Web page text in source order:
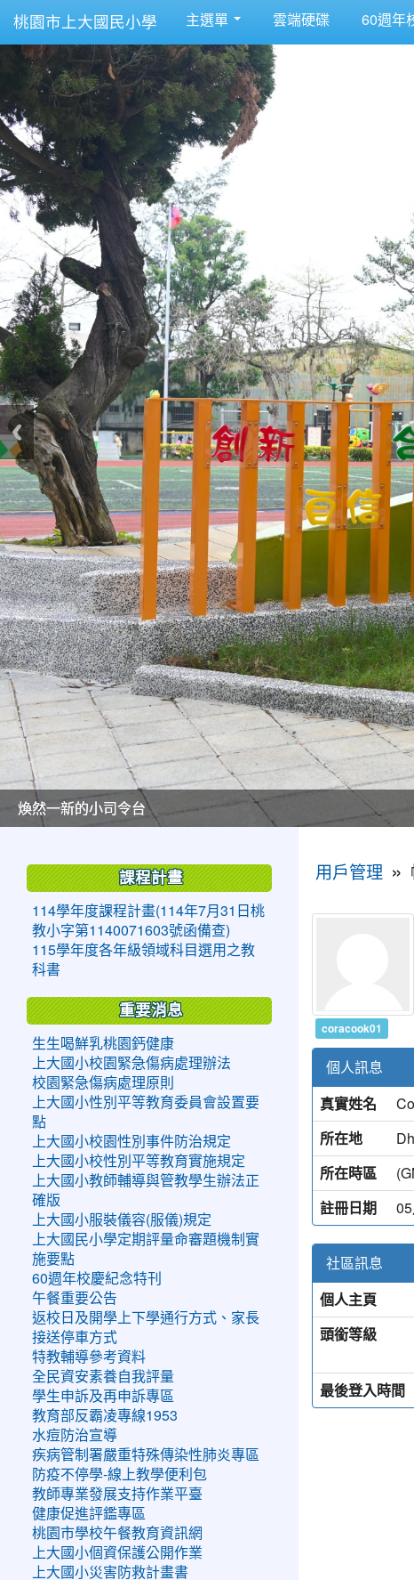
桃園市上大國民小學 主選單 雲端硬碟 60週年
美麗的操場是我們活力的來源
美麗的操場是我們活力的來源
煥然一新的小司令台
煥然一新的小司令台
富含桃園埤塘田園風光意象的中廊
富含桃園埤塘田園風光意象的中廊
嶄新的中庭廣場
嶄新的中庭廣場
水生池生生不息
水生池生生不息
用戶管理 »
coracook01
個人訊息
真實姓名
所在地
所在時區
註冊日期
社區訊息
個人主頁
頭銜等級
最後登入時間
課程計畫
114學年度課程計畫(114年7月31日桃
教小字第1140071603號函備查)
115學年度各年級領域科目選用之教
科書
重要消息
生生喝鮮乳桃園鈣健康
上大國小校園緊急傷病處理辦法
校園緊急傷病處理原則
上大國小性別平等教育委員會設置要
點
上大國小校園性別事件防治規定
上大國小校性別平等教育實施規定
上大國小教師輔導與管教學生辦法正
確版
上大國小服裝儀容(服儀)規定
上大國民小學定期評量命審題機制實
施要點
60週年校慶紀念特刊
午餐重要公告
返校日及開學上下學通行方式、家長
接送停車方式
特教輔導參考資料
全民資安素養自我評量
學生申訴及再申訴專區
教育部反霸凌專線1953
水痘防治宣導
疾病管制署嚴重特殊傳染性肺炎專區
防疫不停學-線上教學便利包
教師專業發展支持作業平臺
健康促進評鑑專區
桃園市學校午餐教育資訊網
上大國小個資保護公開作業
上大國小災害防救計畫書